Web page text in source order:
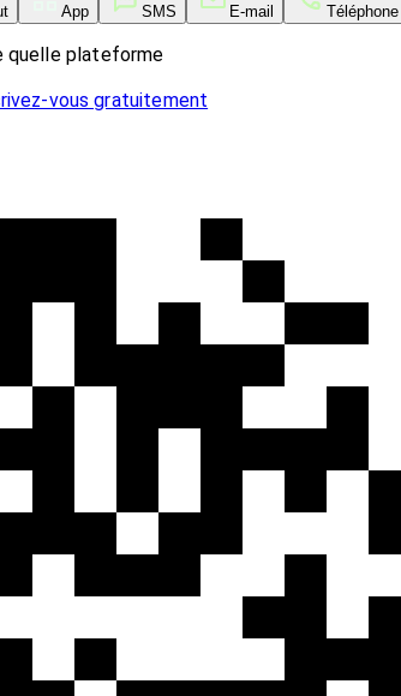
App SMS E-mail Téléphone
quelle plateforme
vous gratuitement